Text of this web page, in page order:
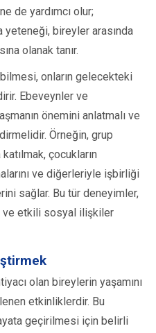
de yardımcı olur;
yeteneği, bireyler arasında
olanak tanır.
onların gelecekteki
Ebeveynler ve
önemini anlatmalı ve
Örneğin, grup
çocukların
ve diğerleriyle işbirliği
sağlar. Bu tür deneyimler,
ve etkili sosyal ilişkiler
olan bireylerin yaşamını
etkinliklerdir. Bu
geçirilmesi için belirli